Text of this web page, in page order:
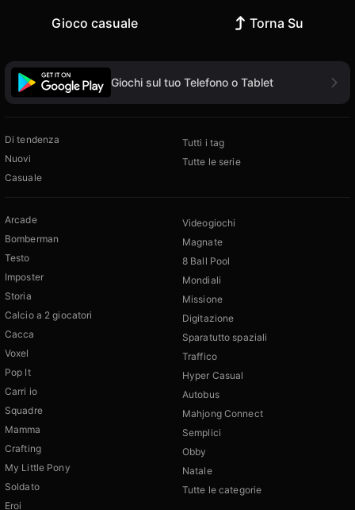
Gioco casuale Torna Su
Giochi sul tuo Telefono o Tablet
Di tendenza
Nuovi
Casuale
Tutti i tag
Tutte le serie
Arcade
Bomberman
Testo
Imposter
Storia
Calcio a 2 giocatori
Cacca
Voxel
Pop It
Carri io
Squadre
Mamma
Crafting
My Little Pony
Soldato
Eroi
Videogiochi
Magnate
8 Ball Pool
Mondiali
Missione
Digitazione
Sparatutto spaziali
Traffico
Hyper Casual
Autobus
Mahjong Connect
Semplici
Obby
Natale
Tutte le categorie